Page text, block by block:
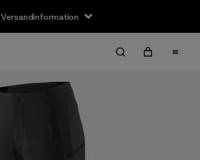
Versandinformation